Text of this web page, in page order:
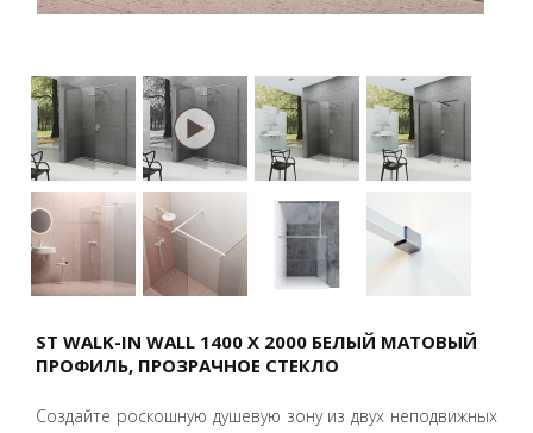
ST WALK-IN WALL 1400 X 2000 БЕЛЫЙ МАТОВЫЙ
ПРОФИЛЬ, ПРОЗРАЧНОЕ СТЕКЛО
Создайте роскошную душевую зону из двух неподвижных